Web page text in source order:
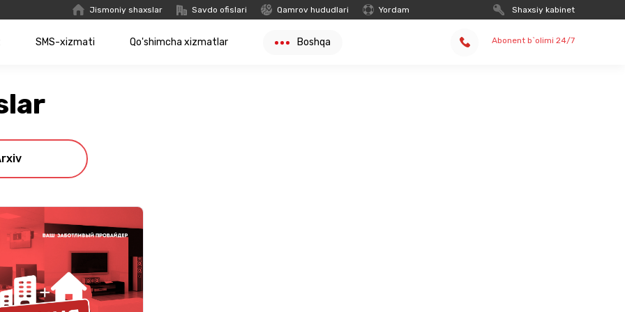
Jismoniy shaxslar Savdo ofislari Qamrov hududlari Yordam Shaxsiy kabinet
SMS-xizmati Qo'shimcha xizmatlar Boshqa Abonent b`olimi 24/7